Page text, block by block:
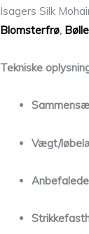
Isagers Silk
Blomsterfrø,
Tekniske
Vægt/